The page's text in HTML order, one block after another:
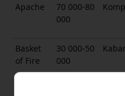
Apache
70 000-80
000
Basket
of Fire
30 000-50
000